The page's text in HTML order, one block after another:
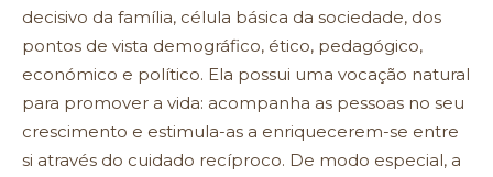
decisivo da família, célula básica da sociedade, dos
pontos de vista demográfico, ético, pedagógico,
económico e político. Ela possui uma vocação natural
para promover a vida: acompanha as pessoas no seu
crescimento e estimula-as a enriquecerem-se entre
si através do cuidado recíproco. De modo especial, a